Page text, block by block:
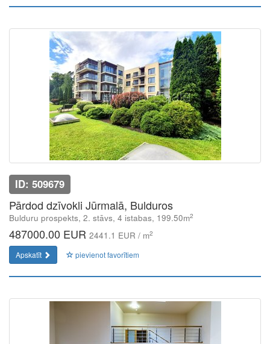
ID: 509679
Pārdod dzīvokli Jūrmalā, Bulduros
Bulduru prospekts, 2. stāvs, 4 istabas, 199.50m2
487000.00 EUR 2441.1 EUR / m2
Apskatīt pievienot favorītiem